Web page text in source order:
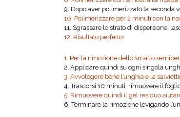
9. Dopo aver polimerizzato la seconda
10. Polimerizzare per 2 minuti con la
11. Sgrassare lo strato di dispersione,
12. Risultato perfetto!
1. Per la rimozione dello smalto
2. Applicare quindi su ogni singola
3. Avvolegere bene l’unghia e la
4. Trascorsi 10 minuti, rimuovere il
5. Rimuovere quindi il gel residuo
6. Terminare la rimozione levigando